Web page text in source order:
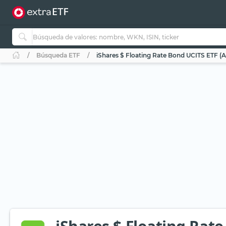
Búsqueda ETF iShares $ Floating Rate Bond UCITS ETF